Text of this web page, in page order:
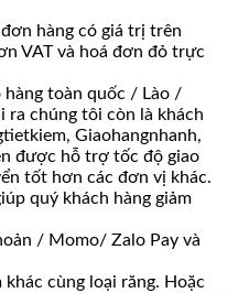
hàng có giá trị trên
VAT và hoá đơn đỏ trực
toàn quốc / Lào /
ra chúng tôi còn là khách
Giaohangnhanh,
được hỗ trợ tốc độ giao
tốt hơn các đơn vị khác.
quý khách hàng giảm
/ Momo/ Zalo Pay và
cùng loại răng. Hoặc